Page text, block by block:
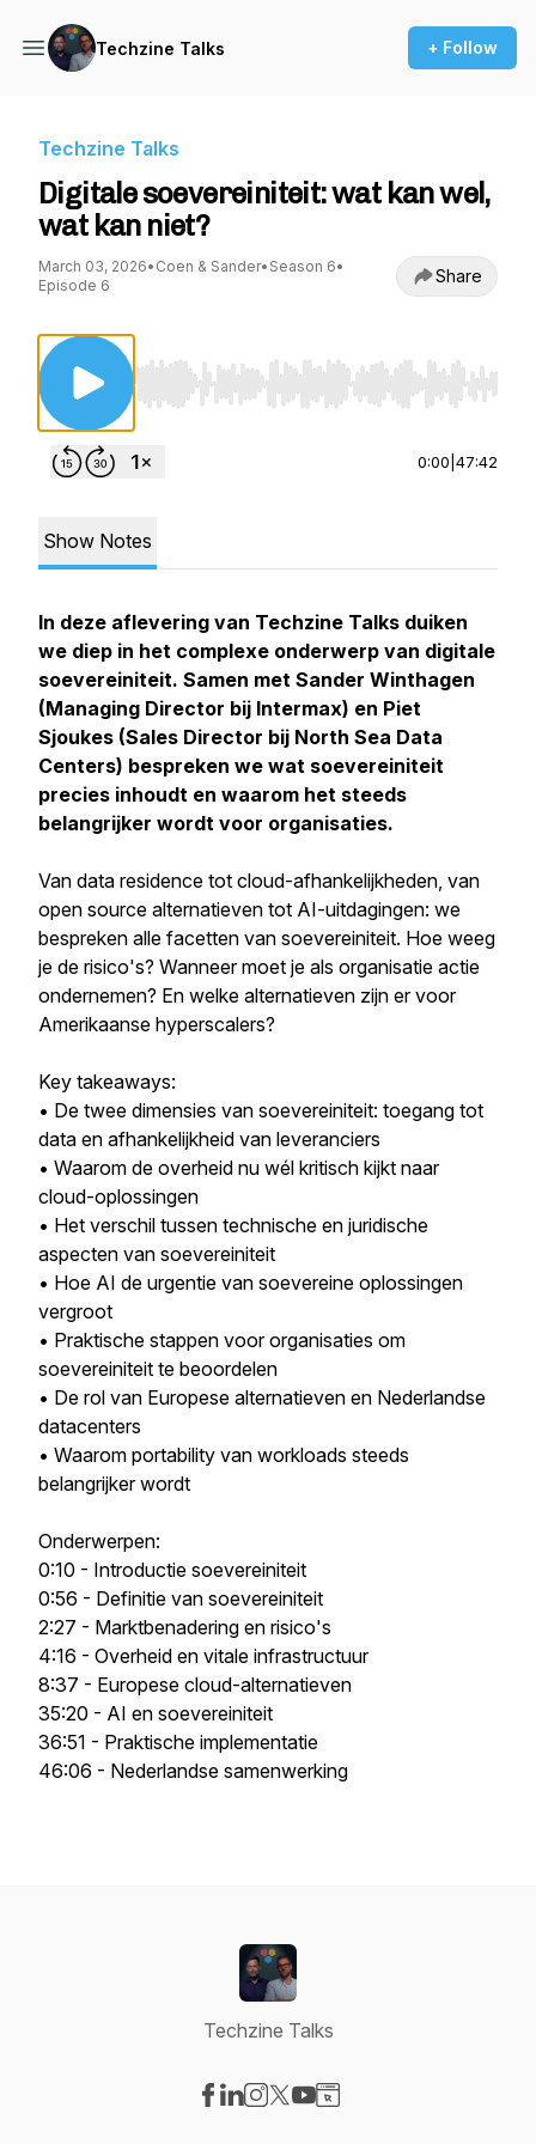
Techzine Talks + Follow
Techzine Talks
Digitale soevereiniteit: wat kan wel,
wat kan niet?
March 03, 2026• Coen & Sander• Season 6•
Episode 6
Share
Use Left/Right to seek, Home/End to jump to
0:00 47:42
Show Notes
In deze aflevering van Techzine Talks duiken
we diep in het complexe onderwerp van digitale
soevereiniteit. Samen met Sander Winthagen
(Managing Director bij Intermax) en Piet
Sjoukes (Sales Director bij North Sea Data
Centers) bespreken we wat soevereiniteit
precies inhoudt en waarom het steeds
belangrijker wordt voor organisaties.
Van data residence tot cloud-afhankelijkheden, van
open source alternatieven tot AI-uitdagingen: we
bespreken alle facetten van soevereiniteit. Hoe weeg
je de risico's? Wanneer moet je als organisatie actie
ondernemen? En welke alternatieven zijn er voor
Amerikaanse hyperscalers?
Key takeaways:
• De twee dimensies van soevereiniteit: toegang tot
data en afhankelijkheid van leveranciers
• Waarom de overheid nu wél kritisch kijkt naar
cloud-oplossingen
• Het verschil tussen technische en juridische
aspecten van soevereiniteit
• Hoe AI de urgentie van soevereine oplossingen
vergroot
• Praktische stappen voor organisaties om
soevereiniteit te beoordelen
• De rol van Europese alternatieven en Nederlandse
datacenters
• Waarom portability van workloads steeds
belangrijker wordt
Onderwerpen:
0:10 - Introductie soevereiniteit
0:56 - Definitie van soevereiniteit
2:27 - Marktbenadering en risico's
4:16 - Overheid en vitale infrastructuur
8:37 - Europese cloud-alternatieven
35:20 - AI en soevereiniteit
36:51 - Praktische implementatie
46:06 - Nederlandse samenwerking
Techzine Talks